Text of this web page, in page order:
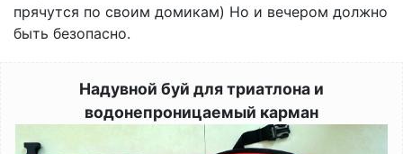
прячутся по своим домикам) Но и вечером должно
быть безопасно.
Надувной буй для триатлона и
водонепроницаемый карман